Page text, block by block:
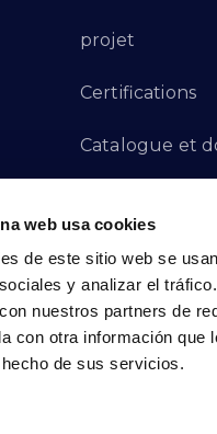
web usa cookies
de este sitio web se
y analizar el
nuestros partners de
con otra información que
de sus servicios.
projet
Certifications
Catalogue et
Canal des
Contacto - FR